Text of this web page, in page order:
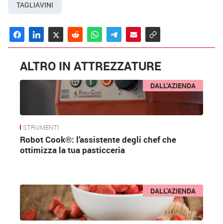
TAGLIAVINI
ALTRO IN ATTREZZATURE
DALL’AZIENDA
STRUMENTI
Robot Cook®: l’assistente degli chef che
ottimizza la tua pasticceria
DALL’AZIENDA